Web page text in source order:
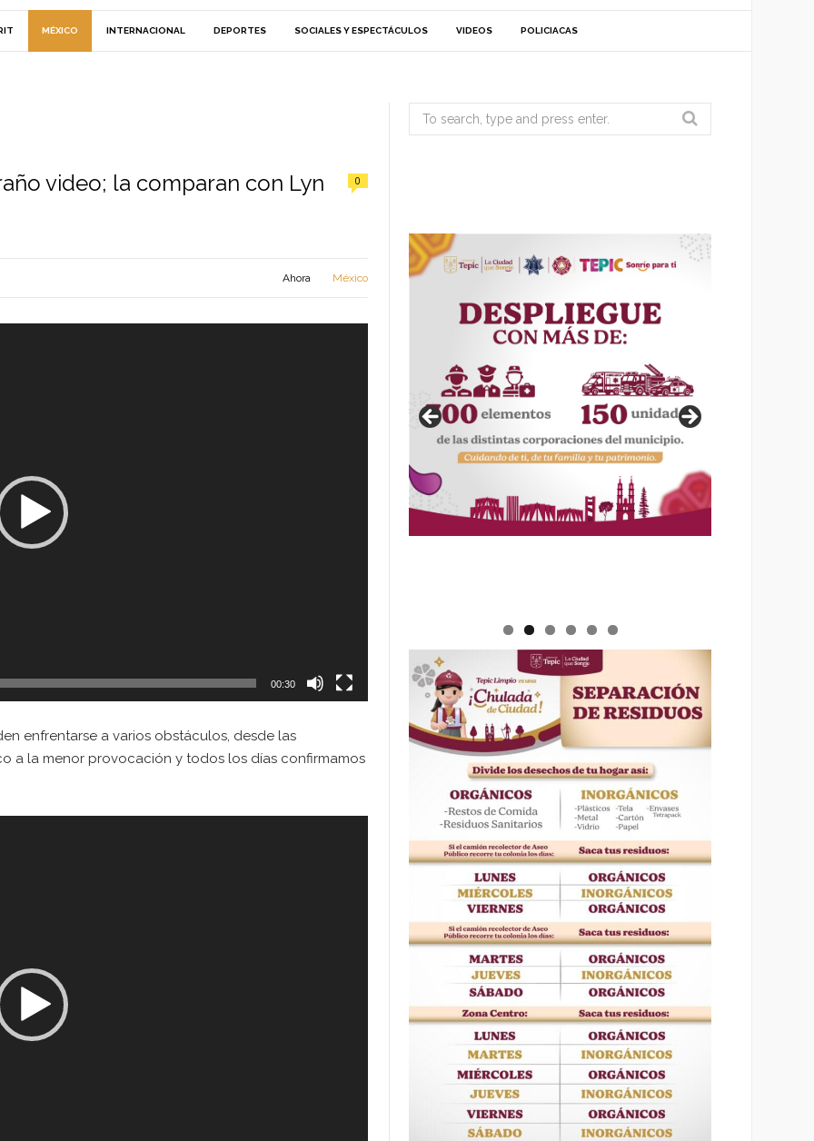
MÉXICO INTERNACIONAL DEPORTES SOCIALES Y ESPECTÁCULOS VIDEOS POLICIACAS
video; la comparan con Lyn
0
Ahora México
00:30
enfrentarse a varios obstáculos, desde las
a la menor provocación y todos los días confirmamos
Search
for: